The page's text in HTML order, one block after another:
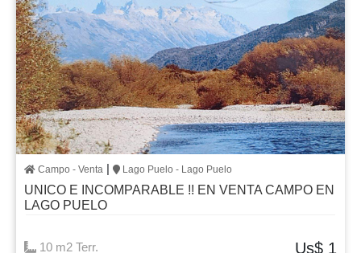
Campo - Venta | Lago Puelo - Lago Puelo
UNICO E INCOMPARABLE !! EN VENTA CAMPO EN
LAGO PUELO
10 m2 Terr. Us$ 1